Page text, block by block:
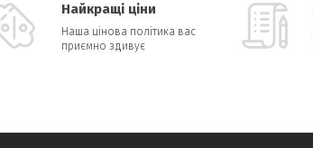
Найкращі ціни
Наша цінова політика вас
приємно здивує